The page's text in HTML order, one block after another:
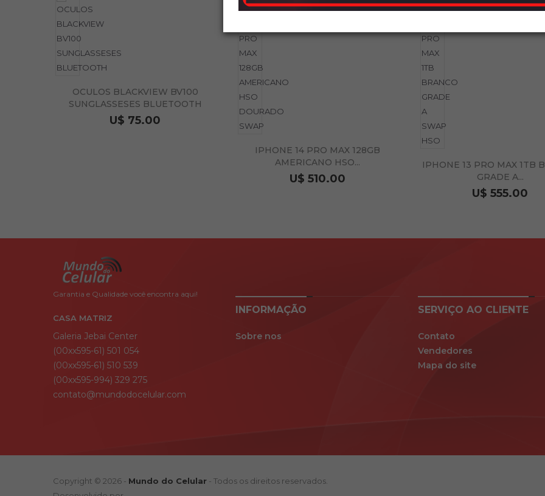
OCULOS BLACKVIEW BV100
SUNGLASSESES BLUETOOTH
U$ 75.00
IPHONE 14 PRO MAX 128GB
AMERICANO HSO...
U$ 510.00
IPHONE 13 PRO MAX 1TB
GRADE A...
U$ 555.00
Garantia e Qualidade você encontra aqui!
CASA MATRIZ
Galeria Jebai Center
(00xx595-61) 501 054
(00xx595-61) 510 539
(00xx595-994) 329 275
contato@mundodocelular.com
INFORMAÇÃO
Sobre nos
SERVIÇO AO CLIENTE
Contato
Vendedores
Mapa do site
Copyright © 2026 - Mundo do Celular - Todos os direitos reservados.